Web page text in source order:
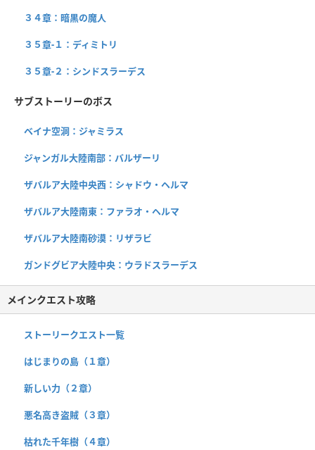
３４章：暗黒の魔人
３５章-１：ディミトリ
３５章-２：シンドスラーデス
サブストーリーのボス
ベイナ空洞：ジャミラス
ジャンガル大陸南部：バルザーリ
ザバルア大陸中央西：シャドウ・ヘルマ
ザバルア大陸南東：ファラオ・ヘルマ
ザバルア大陸南砂漠：リザラビ
ガンドグビア大陸中央：ウラドスラーデス
メインクエスト攻略
ストーリークエスト一覧
はじまりの島（１章）
新しい力（２章）
悪名高き盗賊（３章）
枯れた千年樹（４章）